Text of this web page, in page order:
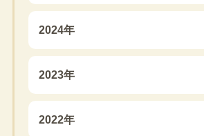
2024年
2023年
2022年